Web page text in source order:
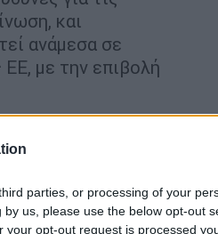
parties, or processing of your
us, please use the below opt-out
opt-out request is processed
και
ανάμεσα σε
με την επιβολή
απεσταλμένο